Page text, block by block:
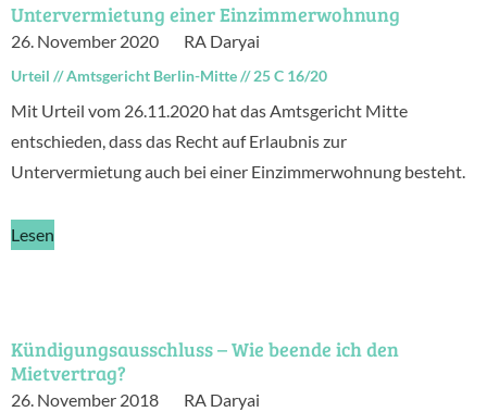
Untervermietung einer Einzimmerwohnung
26. November 2020 RA Daryai
Urteil //Amtsgericht Berlin-Mitte//25 C 16/20
Mit Urteil vom 26.11.2020 hat das Amtsgericht Mitte
entschieden, dass das Recht auf Erlaubnis zur
Untervermietung auch bei einer Einzimmerwohnung besteht.
Lesen
Kündigungsausschluss – Wie beende ich den
Mietvertrag?
26. November 2018 RA Daryai